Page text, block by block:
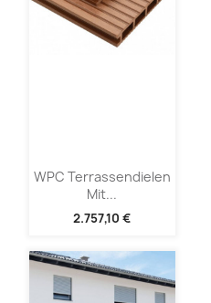
WPC Terrassendielen
Mit...
2.757,10 €